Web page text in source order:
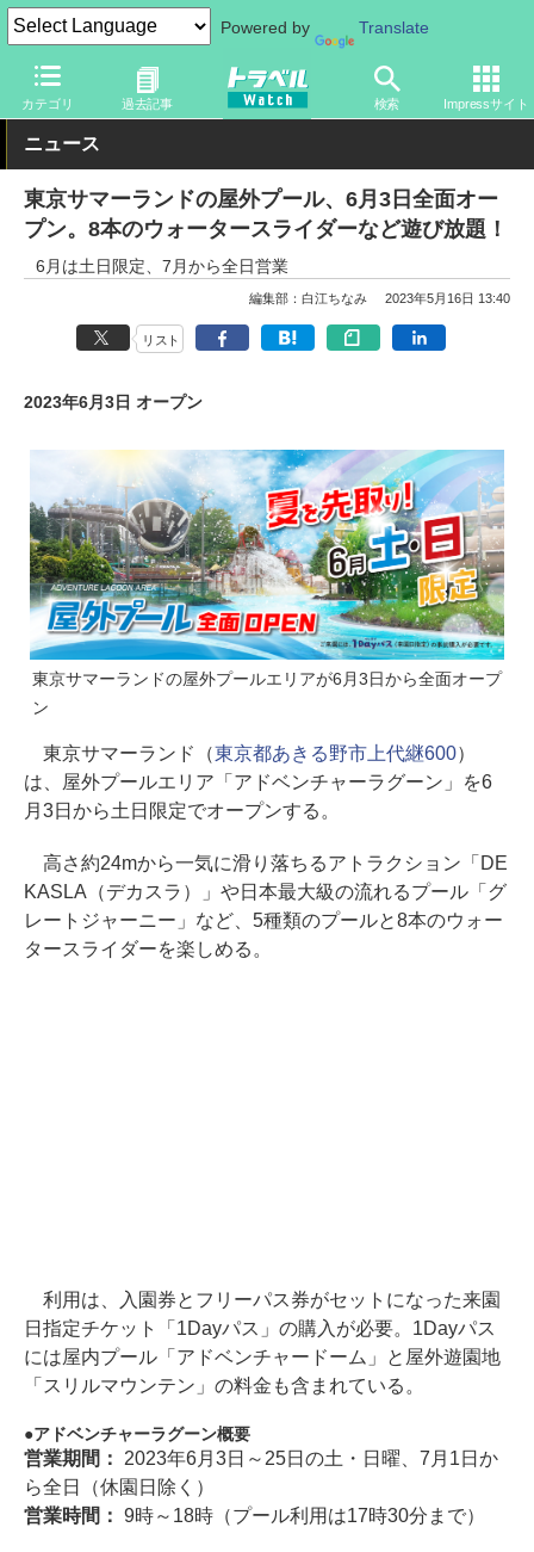
Powered by Translate
カテゴリ 過去記事 検索 Impressサイト
トラベル Watch 旅の情報 観光地 テーマパーク
ニュース
東京サマーランドの屋外プール、6月3日全面オー
プン。8本のウォータースライダーなど遊び放題！
6月は土日限定、7月から全日営業
編集部：白江ちなみ 2023年5月16日 13:40
リスト
2023年6月3日 オープン
東京サマーランドの屋外プールエリアが6月3日から全面オープ
ン
東京サマーランド（東京都あきる野市上代継600）
は、屋外プールエリア「アドベンチャーラグーン」を6
月3日から土日限定でオープンする。
高さ約24mから一気に滑り落ちるアトラクション「DE
KASLA（デカスラ）」や日本最大級の流れるプール「グ
レートジャーニー」など、5種類のプールと8本のウォー
タースライダーを楽しめる。
利用は、入園券とフリーパス券がセットになった来園
日指定チケット「1Dayパス」の購入が必要。1Dayパス
には屋内プール「アドベンチャードーム」と屋外遊園地
「スリルマウンテン」の料金も含まれている。
アドベンチャーラグーン概要
営業期間： 2023年6月3日～25日の土・日曜、7月1日か
ら全日（休園日除く）
営業時間： 9時～18時（プール利用は17時30分まで）